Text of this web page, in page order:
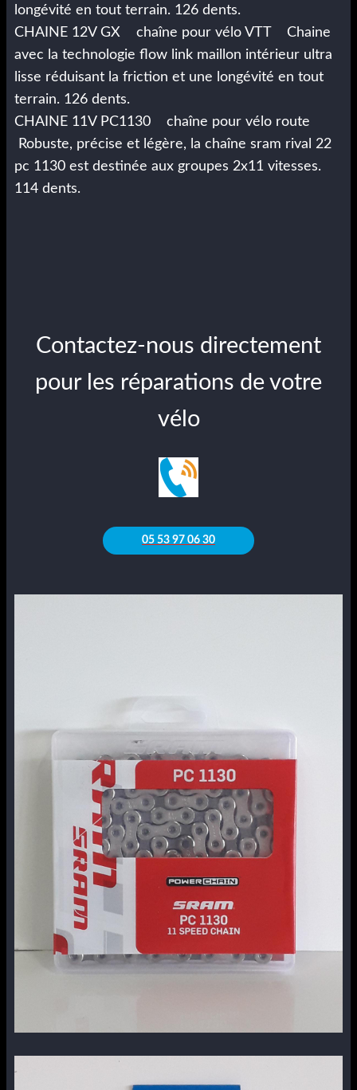
longévité en tout terrain. 126 dents.
CHAINE 12V GX chaîne pour vélo VTT Chaine
avec la technologie flow link maillon intérieur ultra
lisse réduisant la friction et une longévité en tout
terrain. 126 dents.
CHAINE 11V PC1130 chaîne pour vélo route
Robuste, précise et légère, la chaîne sram rival 22
pc 1130 est destinée aux groupes 2x11 vitesses.
114 dents.
Contactez-nous directement
pour les réparations de votre
vélo
05 53 97 06 30